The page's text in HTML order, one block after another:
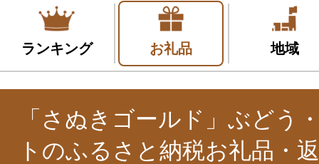
ランキング お礼品 地域
「さぬきゴールド」ぶどう
トのふるさと納税お礼品・